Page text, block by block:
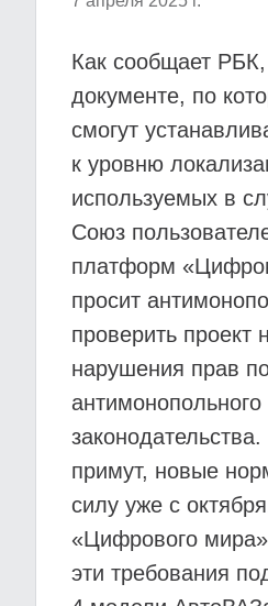
Как сообщает
документе, по
смогут
к уровню
используемых в
Союз
платформ
просит
проверить проект
нарушения прав
антимонопольного
примут, новые
силу уже с
«Цифрового
эти требования